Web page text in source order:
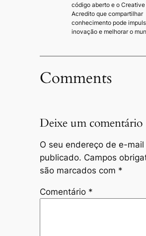
código aberto e o Creative
Acredito que compartilhar
conhecimento pode
inovação e melhorar o
Comments
Deixe um comentário
O seu endereço de e-mail
publicado. Campos
são marcados com *
Comentário *